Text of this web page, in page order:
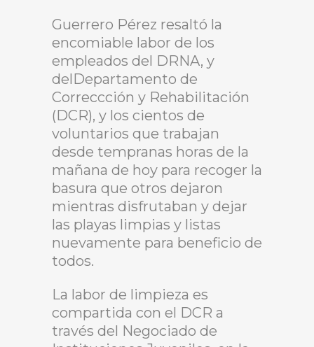
Guerrero Pérez resaltó la
encomiable labor de los
empleados del DRNA, y
delDepartamento de
Correccción y Rehabilitación
(DCR), y los cientos de
voluntarios que trabajan
desde tempranas horas de la
mañana de hoy para recoger la
basura que otros dejaron
mientras disfrutaban y dejar
las playas limpias y listas
nuevamente para beneficio de
todos.
La labor de limpieza es
compartida con el DCR a
través del Negociado de